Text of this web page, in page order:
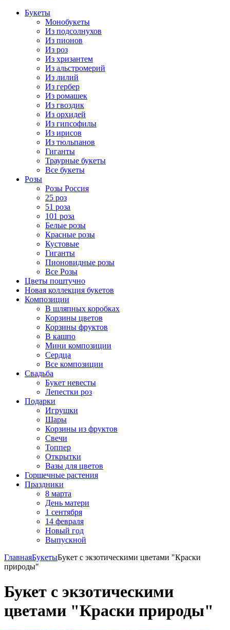
Букеты
Монобукеты
Из подсолнухов
Из пионов
Из роз
Из хризантем
Из альстромерий
Из лилий
Из гербер
Из ромашек
Из гвоздик
Из орхидей
Из гипсофилы
Из ирисов
Из тюльпанов
Гиганты
Траурные букеты
Все букеты
Розы
Розы Россия
25 роз
51 роза
101 роза
Белые розы
Красные розы
Кустовые
Гиганты
Пионовидные розы
Все Розы
Цветы поштучно
Новая коллекция букетов
Композиции
В шляпных коробках
Корзины цветов
Корзины фруктов
В кашпо
Мини композиции
Сердца
Все композиции
Свадьба
Букет невесты
Лепестки роз
Подарки
Игрушки
Шары
Корзины из фруктов
Свечи
Топпер
Открытки
Вазы для цветов
Горшечные растения
Праздники
8 марта
День матери
1 сентября
14 февраля
Новый год
Выпускной
ГлавнаяБукетыБукет с экзотическими цветами "Краски
природы"
Букет с экзотическими
цветами "Краски природы"